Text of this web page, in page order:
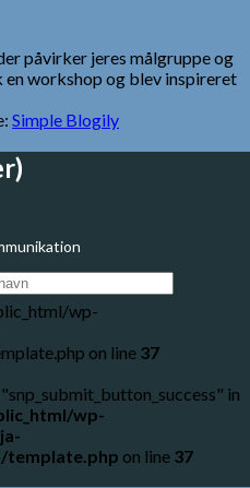
påvirker jeres målgruppe og
en workshop og blev inspireret
Simple Blogily
wp-
on line 37
in
wp-
template.php on line 37